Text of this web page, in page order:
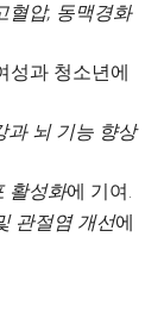
혈압, 동맥경화
성과 청소년에
과 뇌 기능 향상
활성화에 기여.
관절염 개선에